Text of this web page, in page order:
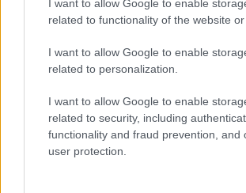
I want to allow Google to enable
related to functionality of the website or
I want to allow Google to enable
related to personalization.
I want to allow Google to enable
related to security, including
functionality and fraud prevention, and
user protection.